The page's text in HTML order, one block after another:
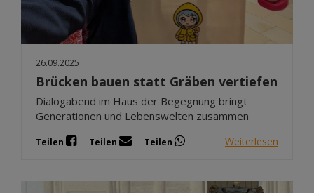
26.09.2025
Brücken bauen statt Gräben vertiefen
Dialogabend im Haus der Begegnung bringt
Generationen und Lebenswelten zusammen
Teilen Teilen Teilen Weiterlesen